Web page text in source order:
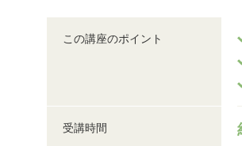
この講座のポイント
受講時間